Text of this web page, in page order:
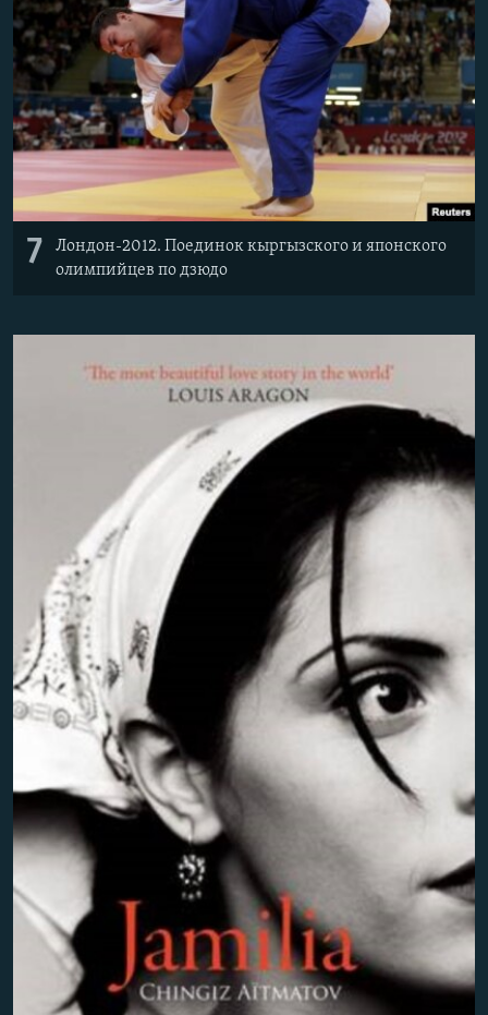
7
Лондон-2012. Поединок кыргызского и японского
олимпийцев по дзюдо